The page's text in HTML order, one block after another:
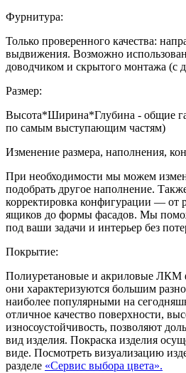
Фурнитура:
Только проверенного качества:
выдвижения. Возможно
доводчиком и скрытого монтажа (с
Размер:
Высота*Ширина*Глубина - общие
по самым выступающим частям)
Изменение размера, наполнения,
При необходимости мы можем
подобрать другое наполнение.
корректировка конфигурации — от
ящиков до формы фасадов. Мы
под ваши задачи и интерьер без
Покрытие:
Полиуретановые и акриловые
они характеризуются большим
наиболее популярными на
отличное качество поверхности,
износоустойчивость, позволяют
вид изделия. Покраска изделия
виде. Посмотреть визуализацию
разделе «Сервис выбора цвета».